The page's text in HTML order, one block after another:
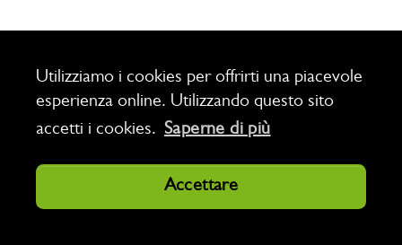
Utilizziamo i cookies per offrirti una piacevole
esperienza online. Utilizzando questo sito
accetti i cookies. Saperne di più
Accettare